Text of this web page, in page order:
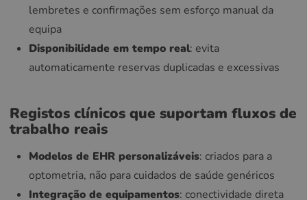
lembretes e confirmações sem esforço manual da
equipa
Disponibilidade em tempo real: evita
automaticamente reservas duplicadas e excessivas
Registos clínicos que suportam fluxos de
trabalho reais
Modelos de EHR personalizáveis: criados para a
optometria, não para cuidados de saúde genéricos
Integração de equipamentos: conectividade direta